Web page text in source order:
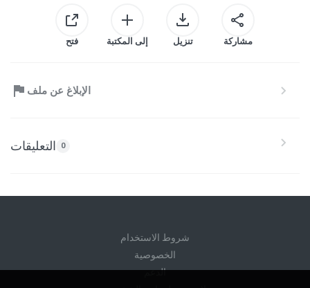
فتح إلى المكتبة تنزيل مشاركة
الإبلاغ عن ملف
التعليقات 0
شروط الاستخدام
الخصوصية
الدعم